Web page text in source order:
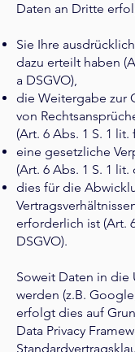
Daten an Dritte
Sie Ihre
dazu erteilt haben
a DSGVO),
die Weitergabe zur
von
(Art. 6 Abs. 1 S. 1 lit.
eine gesetzliche
(Art. 6 Abs. 1 S. 1 lit.
dies für die
erforderlich ist (Art.
DSGVO).
Soweit Daten in die
werden (z.B.
erfolgt dies auf
Data Privacy